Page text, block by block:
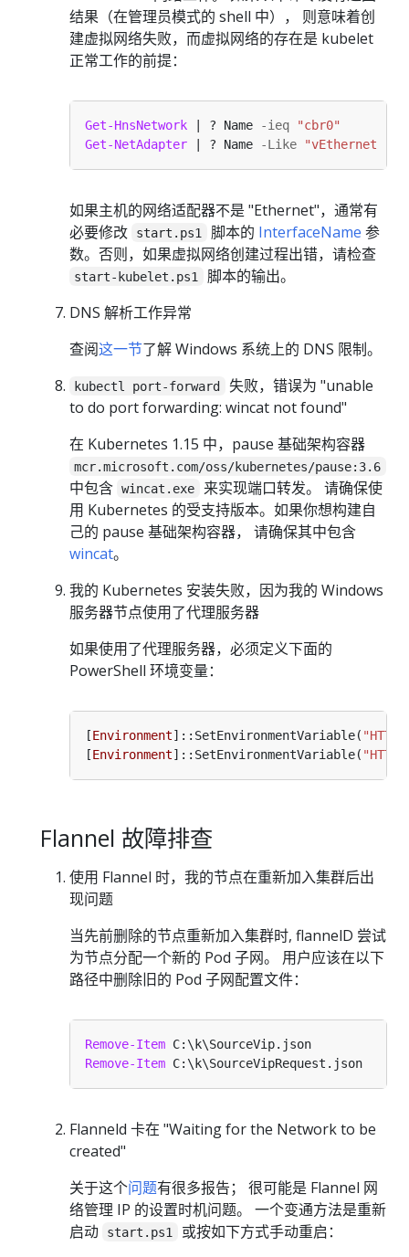
结果（在管理员模式的 shell 中）， 则意味着创
建虚拟网络失败，而虚拟网络的存在是 kubelet
正常工作的前提：
Get-HnsNetwork | ? Name -ieq
"cbr0"
Get-NetAdapter | ? Name -Like "vEthernet
如果主机的网络适配器不是 "Ethernet"，通常有
必要修改
start.ps1 脚本的 InterfaceName 参
数。否则，如果虚拟网络创建过程出错，请检查
start-kubelet.ps1
脚本的输出。
DNS 解析工作异常
查阅这一节了解 Windows 系统上的 DNS 限制。
kubectl port-forward
失败，错误为 "unable
to do port forwarding: wincat not found"
在 Kubernetes 1.15 中，pause 基础架构容器
mcr.microsoft.com/oss/kubernetes/pause:3.6
中包含 wincat.exe
来实现端口转发。 请确保使
用 Kubernetes 的受支持版本。如果你想构建自
己的 pause 基础架构容器， 请确保其中包含
wincat。
我的 Kubernetes 安装失败，因为我的 Windows
服务器节点使用了代理服务器
如果使用了代理服务器，必须定义下面的
PowerShell 环境变量：
[Environment]::SetEnvironmentVariable(
[Environment]::SetEnvironmentVariable(
Flannel 故障排查
使用 Flannel 时，我的节点在重新加入集群后出
现问题
当先前删除的节点重新加入集群时, flannelD 尝试
为节点分配一个新的 Pod 子网。 用户应该在以下
路径中删除旧的 Pod 子网配置文件：
Remove-Item
Remove-Item
Flanneld 卡在 "Waiting for the Network to be
created"
关于这个问题有很多报告； 很可能是 Flannel 网
络管理 IP 的设置时机问题。 一个变通方法是重新
启动
start.ps1 或按如下方式手动重启：